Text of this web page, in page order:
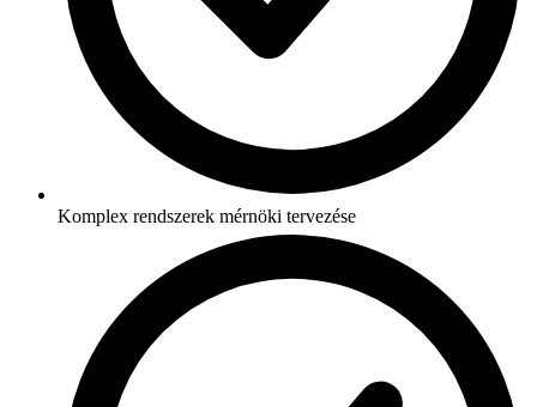
Komplex rendszerek mérnöki tervezése